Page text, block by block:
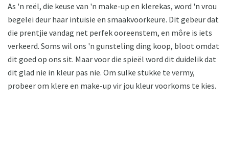
As 'n reël, die keuse van 'n make-up en klerekas, word 'n vrou
begelei deur haar intuïsie en smaakvoorkeure. Dit gebeur dat
die prentjie vandag net perfek ooreenstem, en môre is iets
verkeerd. Soms wil ons 'n gunsteling ding koop, bloot omdat
dit goed op ons sit. Maar voor die spieël word dit duidelik dat
dit glad nie in kleur pas nie. Om sulke stukke te vermy,
probeer om klere en make-up vir jou kleur voorkoms te kies.